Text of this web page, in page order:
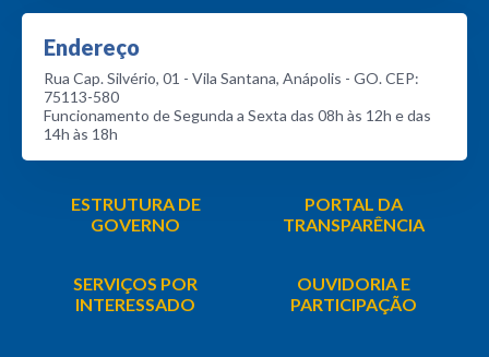
Endereço
Rua Cap. Silvério, 01 - Vila Santana, Anápolis - GO. CEP:
75113-580
Funcionamento de Segunda a Sexta das 08h às 12h e das
14h às 18h
ESTRUTURA DE
GOVERNO
PORTAL DA
TRANSPARÊNCIA
SERVIÇOS POR
INTERESSADO
OUVIDORIA E
PARTICIPAÇÃO